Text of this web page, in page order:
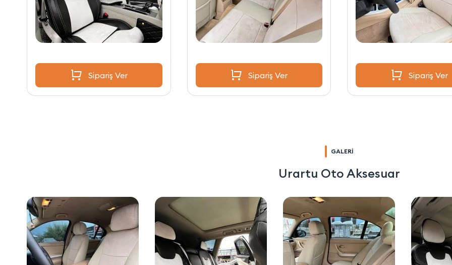
Sipariş Ver Sipariş Ver Sipariş Ver
GALERİ
Urartu Oto Aksesuar